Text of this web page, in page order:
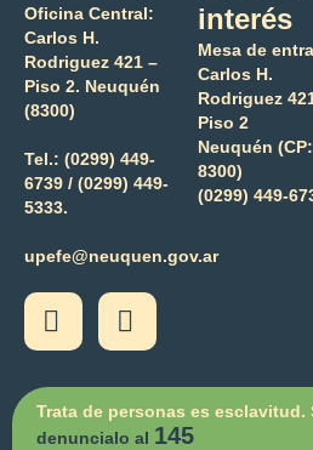
Oficina Central:
Carlos H.
Rodriguez 421 –
Piso 2. Neuquén
(8300)
Tel.: (0299) 449-
6739 / (0299) 449-
5333.
upefe@neuquen.gov.ar
interés
Mesa de
Carlos H.
Rodriguez
Piso 2
Neuquén (CP:
8300)
(0299) 449-
Trata de personas es esclavitud.
denuncialo al 145